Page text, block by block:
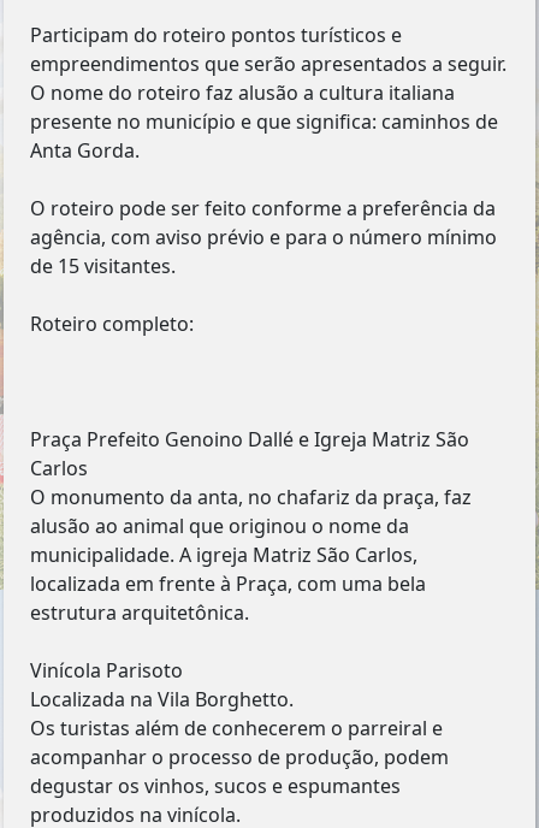
Participam do roteiro pontos turísticos e
empreendimentos que serão apresentados a seguir.
O nome do roteiro faz alusão a cultura italiana
presente no município e que significa: caminhos de
Anta Gorda.
O roteiro pode ser feito conforme a preferência da
agência, com aviso prévio e para o número mínimo
de 15 visitantes.
Roteiro completo:
Praça Prefeito Genoino Dallé e Igreja Matriz São
Carlos
O monumento da anta, no chafariz da praça, faz
alusão ao animal que originou o nome da
municipalidade. A igreja Matriz São Carlos,
localizada em frente à Praça, com uma bela
estrutura arquitetônica.
Vinícola Parisoto
Localizada na Vila Borghetto.
Os turistas além de conhecerem o parreiral e
acompanhar o processo de produção, podem
degustar os vinhos, sucos e espumantes
produzidos na vinícola.